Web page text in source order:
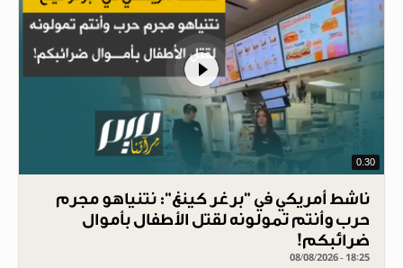
0.30
ناشط أمريكي في "برغر كينغ": نتنياهو مجرم
حرب وأنتم تمولونه لقتل الأطفال بأموال
ضرائبكم!
08/08/2026 - 18:25